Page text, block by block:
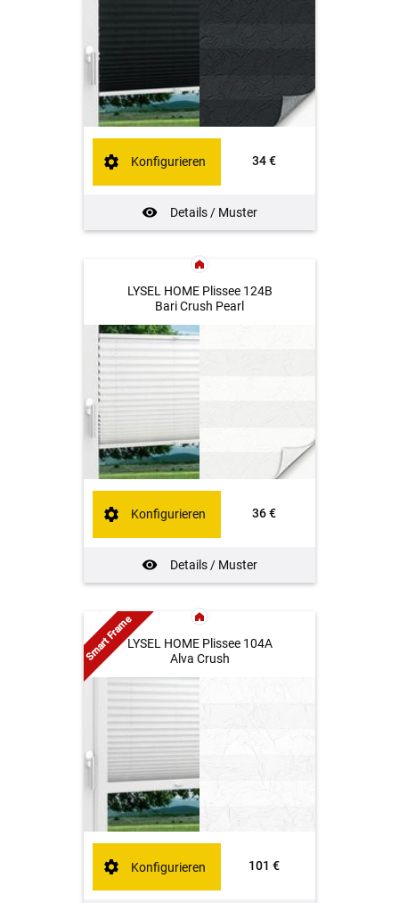
34 €
Details / Muster
Konfigurieren
LYSEL HOME Plissee 124B
Bari Crush Pearl
36 €
Details / Muster
Konfigurieren
LYSEL HOME Plissee 104A
Alva Crush
101 €
Konfigurieren
Smart Frame